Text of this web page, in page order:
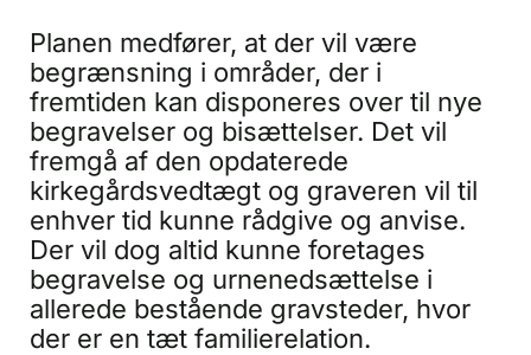
Planen medfører, at der vil være
begrænsning i områder, der i
fremtiden kan disponeres over til nye
begravelser og bisættelser. Det vil
fremgå af den opdaterede
kirkegårdsvedtægt og graveren vil til
enhver tid kunne rådgive og anvise.
Der vil dog altid kunne foretages
begravelse og urnenedsættelse i
allerede bestående gravsteder, hvor
der er en tæt familierelation.